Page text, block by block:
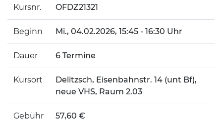
Kursnr. OFDZ21321
Beginn Mi., 04.02.2026, 15:45 - 16:30 Uhr
Dauer 6 Termine
Kursort
Delitzsch, Eisenbahnstr. 14 (unt Bf),
neue VHS, Raum 2.03
Gebühr 57,60 €